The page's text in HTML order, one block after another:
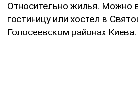
Относительно жилья. Можно
гостиницу или хостел в
Голосеевском районах Киева.